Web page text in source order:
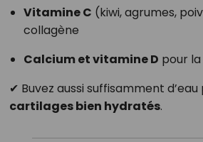
Vitamine C (kiwi, agrumes,
collagène
Calcium et vitamine D pour
✔ Buvez aussi suffisamment d’eau
cartilages bien hydratés.